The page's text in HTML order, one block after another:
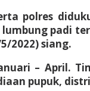
polres
padi
2022) siang.
– April.
pupuk,